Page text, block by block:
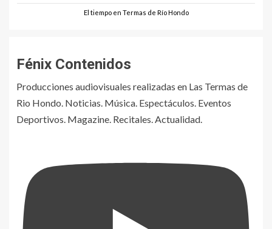
El tiempo en Termas de Río Hondo
Fénix Contenidos
Producciones audiovisuales realizadas en Las Termas de
Rio Hondo. Noticias. Música. Espectáculos. Eventos
Deportivos. Magazine. Recitales. Actualidad.